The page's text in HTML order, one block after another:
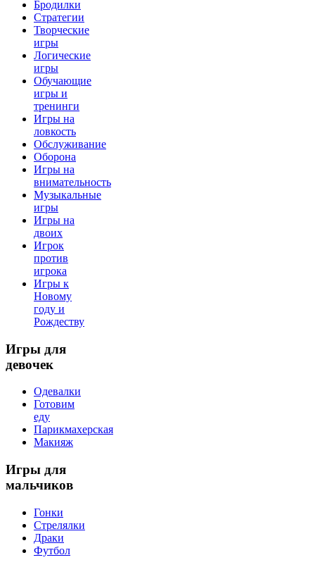
Бродилки
Стратегии
Творческие
игры
Логические
игры
Обучающие
игры и
тренинги
Игры на
ловкость
Обслуживание
Оборона
Игры на
внимательность
Музыкальные
игры
Игры на
двоих
Игрок
против
игрока
Игры к
Новому
году и
Рождеству
Игры для
девочек
Одевалки
Готовим
еду
Парикмахерская
Макияж
Игры для
мальчиков
Гонки
Стрелялки
Драки
Футбол